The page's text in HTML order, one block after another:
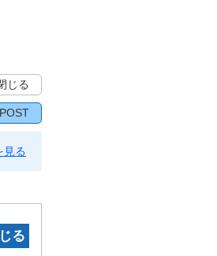
じる
見る
じる